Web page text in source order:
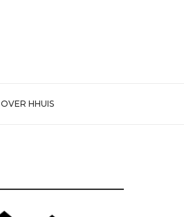
OVER HHUIS